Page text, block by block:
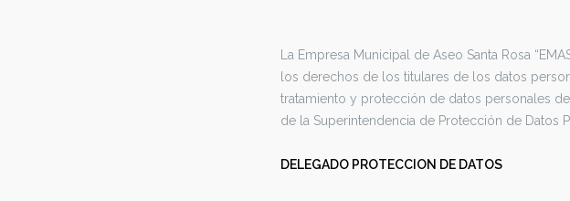
La Empresa Municipal de Aseo Santa Rosa
los derechos de los titulares de los datos
tratamiento y protección de datos personales
de la Superintendencia de Protección de Datos
DELEGADO PROTECCION DE DATOS